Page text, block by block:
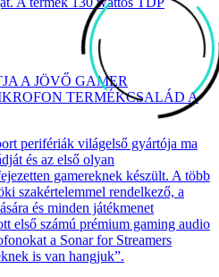
A JÖVŐ GAMER
TERMÉKCSALÁD A
perifériák világelső gyártója ma
és az első olyan
gamereknek készült. A több
szakértelemmel rendelkező, a
és minden játékmenet
első számú prémium gaming audio
a Sonar for Streamers
is van hangjuk”.